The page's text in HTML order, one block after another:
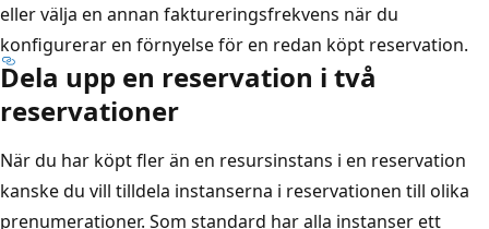
eller välja en annan faktureringsfrekvens när du
konfigurerar en förnyelse för en redan köpt reservation.
Dela upp en reservation i två
reservationer
När du har köpt fler än en resursinstans i en reservation
kanske du vill tilldela instanserna i reservationen till olika
prenumerationer. Som standard har alla instanser ett